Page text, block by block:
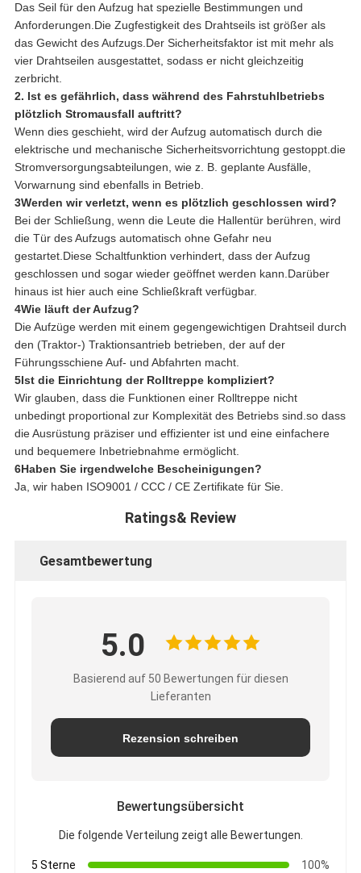
Das Seil für den Aufzug hat spezielle Bestimmungen und
Anforderungen.Die Zugfestigkeit des Drahtseils ist größer als
das Gewicht des Aufzugs.Der Sicherheitsfaktor ist mit mehr als
vier Drahtseilen ausgestattet, sodass er nicht gleichzeitig
zerbricht.
2. Ist es gefährlich, dass während des Fahrstuhlbetriebs
plötzlich Stromausfall auftritt?
Wenn dies geschieht, wird der Aufzug automatisch durch die
elektrische und mechanische Sicherheitsvorrichtung gestoppt.die
Stromversorgungsabteilungen, wie z. B. geplante Ausfälle,
Vorwarnung sind ebenfalls in Betrieb.
3Werden wir verletzt, wenn es plötzlich geschlossen wird?
Bei der Schließung, wenn die Leute die Hallentür berühren, wird
die Tür des Aufzugs automatisch ohne Gefahr neu
gestartet.Diese Schaltfunktion verhindert, dass der Aufzug
geschlossen und sogar wieder geöffnet werden kann.Darüber
hinaus ist hier auch eine Schließkraft verfügbar.
4Wie läuft der Aufzug?
Die Aufzüge werden mit einem gegengewichtigen Drahtseil durch
den (Traktor-) Traktionsantrieb betrieben, der auf der
Führungsschiene Auf- und Abfahrten macht.
5Ist die Einrichtung der Rolltreppe kompliziert?
Wir glauben, dass die Funktionen einer Rolltreppe nicht
unbedingt proportional zur Komplexität des Betriebs sind.so dass
die Ausrüstung präziser und effizienter ist und eine einfachere
und bequemere Inbetriebnahme ermöglicht.
6Haben Sie irgendwelche Bescheinigungen?
Ja, wir haben ISO9001 / CCC / CE Zertifikate für Sie.
Ratings& Review
Gesamtbewertung
5.0
Basierend auf 50 Bewertungen für diesen
Lieferanten
Rezension schreiben
Bewertungsübersicht
Die folgende Verteilung zeigt alle Bewertungen.
5 Sterne
100%